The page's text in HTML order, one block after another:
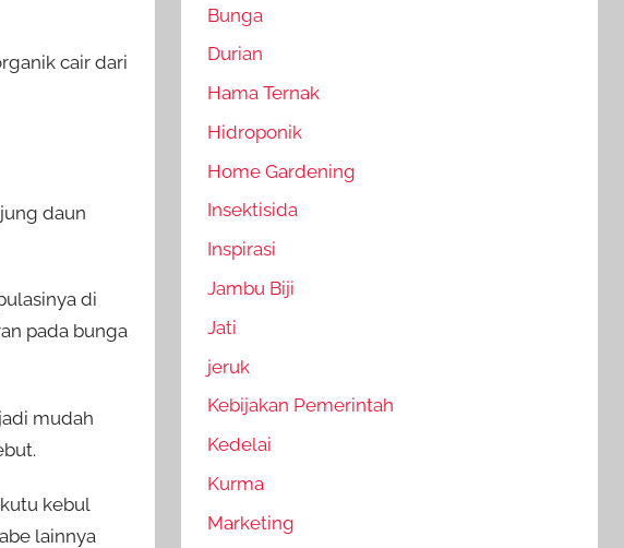
cair dari
daun
di
pada bunga
mudah
kebul
lainnya
Bunga
Durian
Hama Ternak
Hidroponik
Home Gardening
Insektisida
Inspirasi
Jambu Biji
Jati
jeruk
Kebijakan Pemerintah
Kedelai
Kurma
Marketing